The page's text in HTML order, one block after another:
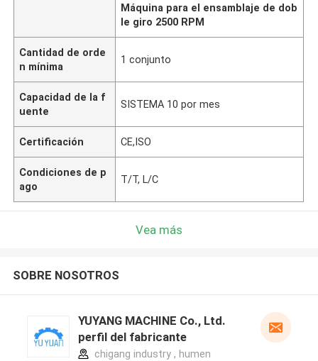
Máquina para el ensamblaje de dob
le giro 2500 RPM
Cantidad de orde
n mínima
1 conjunto
Capacidad de la f
uente
SISTEMA 10 por mes
Certificación CE,ISO
Condiciones de p
ago
T/T, L/C
Vea más
SOBRE NOSOTROS
YUYANG MACHINE Co., Ltd.
perfil del fabricante
chigang industry , humen